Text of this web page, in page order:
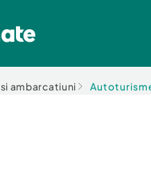
ambarcatiuni